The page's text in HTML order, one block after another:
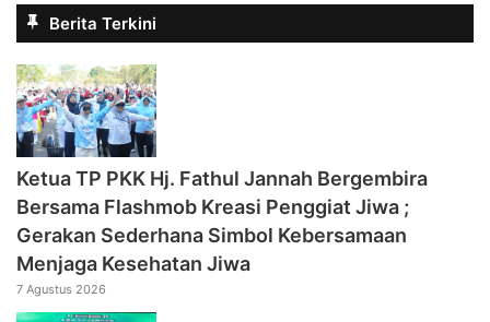
Berita Terkini
‎Ketua TP PKK Hj. Fathul Jannah Bergembira
Bersama Flashmob Kreasi Penggiat Jiwa ;
Gerakan Sederhana Simbol Kebersamaan
Menjaga Kesehatan Jiwa
7 Agustus 2026